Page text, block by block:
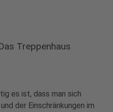
Treppenhaus
es ist, dass man sich
der Einschränkungen im